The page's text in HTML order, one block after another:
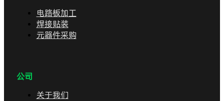
电路板加工
焊接贴装
元器件采购
公司
关于我们